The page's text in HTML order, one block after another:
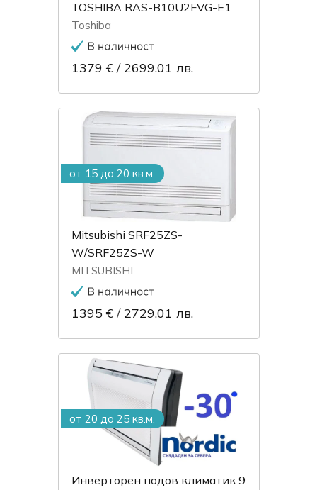
TOSHIBA RAS-B10U2FVG-E1
Toshiba
1379 € /2699.01 лв.
от 15 до 20 кв.м.
Mitsubishi SRF25ZS-
W/SRF25ZS-W
MITSUBISHI
1395 € /2729.01 лв.
от 20 до 25 кв.м.
Инверторен подов климатик 9